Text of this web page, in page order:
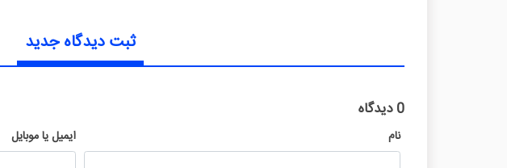
ثبت دیدگاه جدید
0 دیدگاه
نام ایمیل یا موبایل